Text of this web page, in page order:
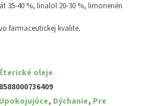
35-40 %, linalol 20-30 %, limonenén
farmaceutickej kvalite.
Éterické oleje
8588000736409
Upokojujúce, Dýchanie, Pre